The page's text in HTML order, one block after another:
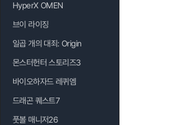
HyperX OMEN
브이 라이징
일곱 개의 대죄: Origin
몬스터헌터 스토리즈3
바이오하자드 레퀴엠
드래곤 퀘스트7
풋볼 매니저26